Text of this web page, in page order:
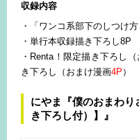
収録内容
・「ワンコ系部下のしつけ
・単行本収録描き下ろし8P
・Renta！限定描き下ろし
き下ろし（おまけ漫画4P ）
にやま『僕のおまわ
き下ろし付）】』